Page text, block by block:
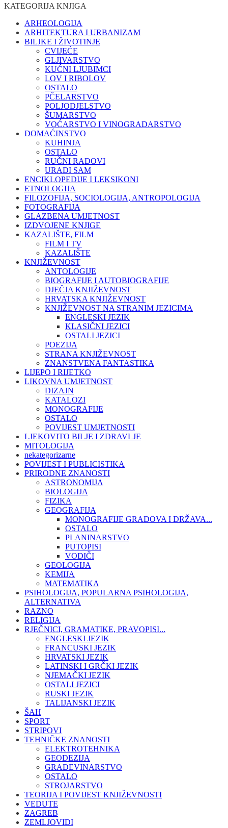
KATEGORIJA KNJIGA
ARHEOLOGIJA
ARHITEKTURA I URBANIZAM
BILJKE I ŽIVOTINJE
CVIJEĆE
GLJIVARSTVO
KUĆNI LJUBIMCI
LOV I RIBOLOV
OSTALO
PČELARSTVO
POLJODJELSTVO
ŠUMARSTVO
VOĆARSTVO I VINOGRADARSTVO
DOMAĆINSTVO
KUHINJA
OSTALO
RUČNI RADOVI
URADI SAM
ENCIKLOPEDIJE I LEKSIKONI
ETNOLOGIJA
FILOZOFIJA, SOCIOLOGIJA, ANTROPOLOGIJA
FOTOGRAFIJA
GLAZBENA UMJETNOST
IZDVOJENE KNJIGE
KAZALIŠTE, FILM
FILM I TV
KAZALIŠTE
KNJIŽEVNOST
ANTOLOGIJE
BIOGRAFIJE I AUTOBIOGRAFIJE
DJEČJA KNJIŽEVNOST
HRVATSKA KNJIŽEVNOST
KNJIŽEVNOST NA STRANIM JEZICIMA
ENGLESKI JEZIK
KLASIČNI JEZICI
OSTALI JEZICI
POEZIJA
STRANA KNJIŽEVNOST
ZNANSTVENA FANTASTIKA
LIJEPO I RIJETKO
LIKOVNA UMJETNOST
DIZAJN
KATALOZI
MONOGRAFIJE
OSTALO
POVIJEST UMJETNOSTI
LJEKOVITO BILJE I ZDRAVLJE
MITOLOGIJA
nekategorizarne
POVIJEST I PUBLICISTIKA
PRIRODNE ZNANOSTI
ASTRONOMIJA
BIOLOGIJA
FIZIKA
GEOGRAFIJA
MONOGRAFIJE GRADOVA I DRŽAVA...
OSTALO
PLANINARSTVO
PUTOPISI
VODIČI
GEOLOGIJA
KEMIJA
MATEMATIKA
PSIHOLOGIJA, POPULARNA PSIHOLOGIJA,
ALTERNATIVA
RAZNO
RELIGIJA
RJEČNICI, GRAMATIKE, PRAVOPISI...
ENGLESKI JEZIK
FRANCUSKI JEZIK
HRVATSKI JEZIK
LATINSKI I GRČKI JEZIK
NJEMAČKI JEZIK
OSTALI JEZICI
RUSKI JEZIK
TALIJANSKI JEZIK
ŠAH
SPORT
STRIPOVI
TEHNIČKE ZNANOSTI
ELEKTROTEHNIKA
GEODEZIJA
GRAĐEVINARSTVO
OSTALO
STROJARSTVO
TEORIJA I POVIJEST KNJIŽEVNOSTI
VEDUTE
ZAGREB
ZEMLJOVIDI